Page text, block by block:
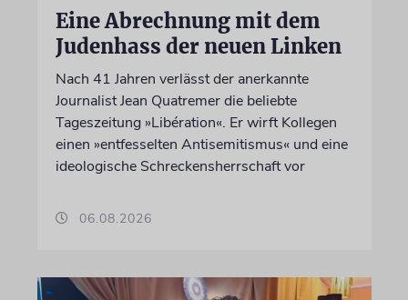
Eine Abrechnung mit dem
Judenhass der neuen Linken
Nach 41 Jahren verlässt der anerkannte
Journalist Jean Quatremer die beliebte
Tageszeitung »Libération«. Er wirft Kollegen
einen »entfesselten Antisemitismus« und eine
ideologische Schreckensherrschaft vor
06.08.2026